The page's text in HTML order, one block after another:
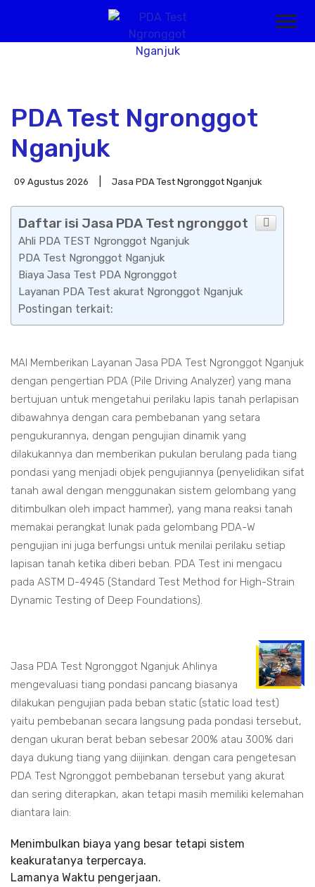
PDA Test Ngronggot
Nganjuk
09 Agustus 2026 Jasa PDA Test Ngronggot Nganjuk
Daftar isi Jasa PDA Test ngronggot
Ahli PDA TEST Ngronggot Nganjuk
PDA Test Ngronggot Nganjuk
Biaya Jasa Test PDA Ngronggot
Layanan PDA Test akurat Ngronggot Nganjuk
Postingan terkait:
MAI Memberikan Layanan Jasa PDA Test Ngronggot Nganjuk
dengan pengertian PDA (Pile Driving Analyzer) yang mana
bertujuan untuk mengetahui perilaku lapis tanah perlapisan
dibawahnya dengan cara pembebanan yang setara
pengukurannya, dengan pengujian dinamik yang
dilakukannya dan memberikan pukulan berulang pada tiang
pondasi yang menjadi objek pengujiannya (penyelidikan sifat
tanah awal dengan menggunakan sistem gelombang yang
ditimbulkan oleh impact hammer), yang mana reaksi tanah
memakai perangkat lunak pada gelombang PDA-W
pengujian ini juga berfungsi untuk menilai perilaku setiap
lapisan tanah ketika diberi beban. PDA Test ini mengacu
pada ASTM D-4945 (Standard Test Method for High-Strain
Dynamic Testing of Deep Foundations).
Jasa PDA Test Ngronggot Nganjuk Ahlinya
mengevaluasi tiang pondasi pancang biasanya
dilakukan pengujian pada beban static (static load test)
yaitu pembebanan secara langsung pada pondasi tersebut,
dengan ukuran berat beban sebesar 200% atau 300% dari
daya dukung tiang yang diijinkan. dengan cara pengetesan
PDA Test Ngronggot pembebanan tersebut yang akurat
dan sering diterapkan, akan tetapi masih memiliki kelemahan
diantara lain:
Menimbulkan biaya yang besar tetapi sistem
keakuratanya terpercaya.
Lamanya Waktu pengerjaan.